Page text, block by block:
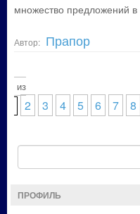
множество предложений в
Автор: Прапор
1 из
2 3 4 5 6 7 8
ПРОФИЛЬ